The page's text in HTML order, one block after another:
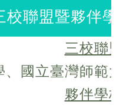
校聯盟暨夥伴
三校聯盟
、國立臺灣師範
夥伴學校